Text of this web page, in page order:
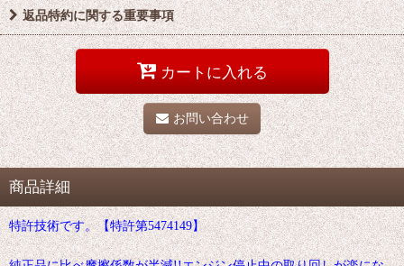
返品特約に関する重要事項
カートに入れる
お問い合わせ
商品詳細
特許技術です。【特許第5474149】